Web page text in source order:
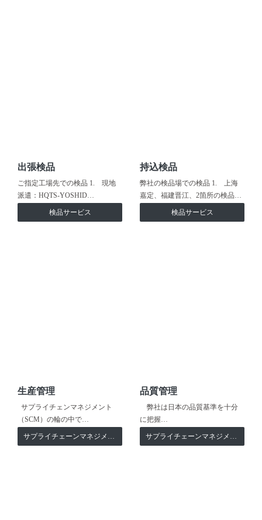
出張検品
ご指定工場先での検品 1. 現地
派遣：HQTS-YOSHID…
検品サービス
持込検品
弊社の検品場での検品 1. 上海
嘉定、福建晋江、2箇所の検品…
検品サービス
生産管理
サプライチェンマネジメント
（SCM）の輪の中で…
サプライチェーンマネジメント
品質管理
弊社は日本の品質基準を十分
に把握…
サプライチェーンマネジメント